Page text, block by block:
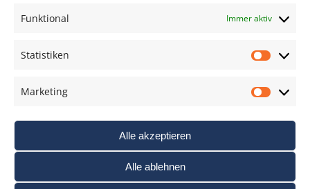
Funktional Immer aktiv
Statistiken
Marketing
Alle akzeptieren
Alle ablehnen